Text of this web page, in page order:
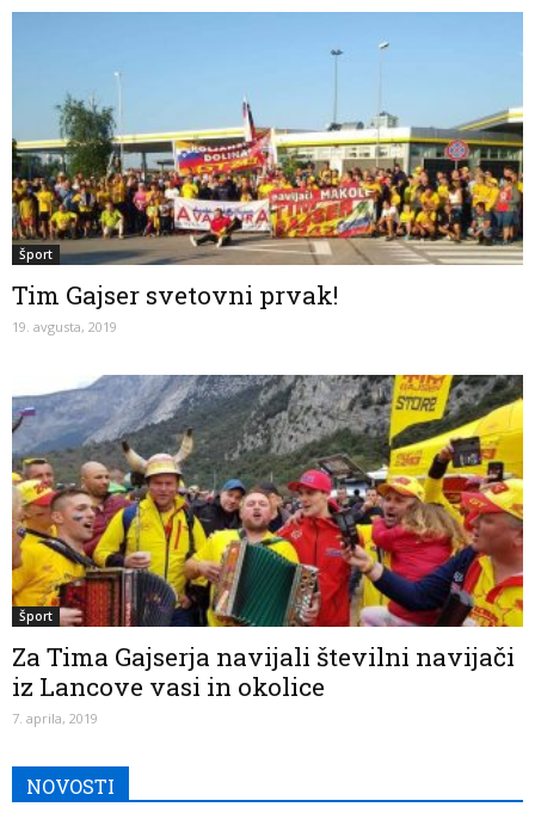
Šport
Tim Gajser svetovni prvak!
19. avgusta, 2019
Šport
Za Tima Gajserja navijali številni navijači
iz Lancove vasi in okolice
7. aprila, 2019
NOVOSTI